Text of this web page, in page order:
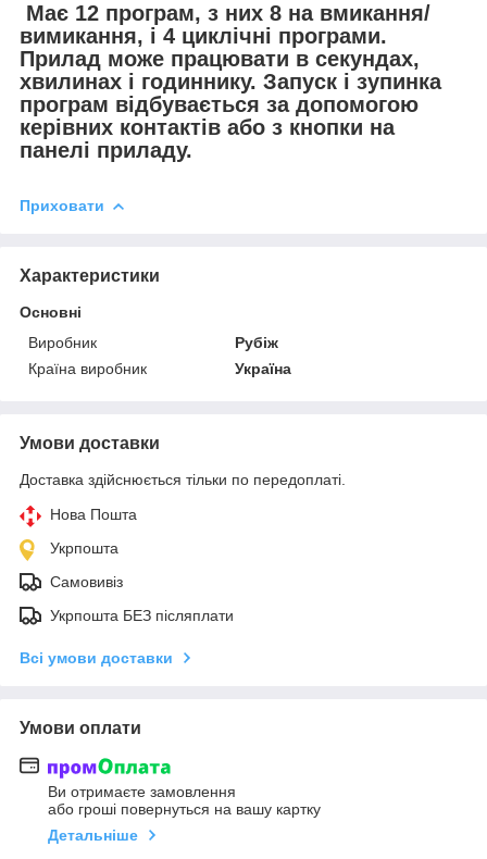
Має 12 програм, з них 8 на вмикання/
вимикання, і 4 циклічні програми.
Прилад може працювати в секундах,
хвилинах і годиннику. Запуск і зупинка
програм відбувається за допомогою
керівних контактів або з кнопки на
панелі приладу.
Приховати
Характеристики
Основні
Виробник
Рубіж
Країна виробник
Україна
Умови доставки
Доставка здійснюється тільки по передоплаті.
Нова Пошта
Укрпошта
Самовивіз
Укрпошта БЕЗ післяплати
Всі умови доставки
Умови оплати
Ви отримаєте замовлення
або гроші повернуться на вашу картку
Детальніше